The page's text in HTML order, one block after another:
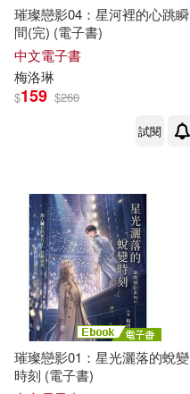
璀璨戀影04：星河裡的心跳瞬
間(完) (電子書)
中文電子書
梅洛琳
$159 $260
試閱
璀璨戀影01：星光灑落的蛻變
時刻 (電子書)